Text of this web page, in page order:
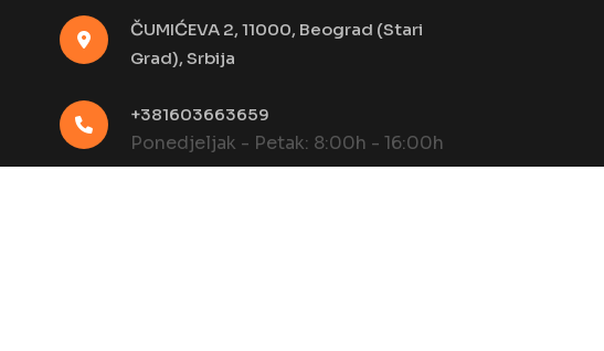
ČUMIĆEVA 2, 11000, Beograd (Stari
Grad), Srbija
+381603663659
Ponedjeljak - Petak: 8:00h - 16:00h